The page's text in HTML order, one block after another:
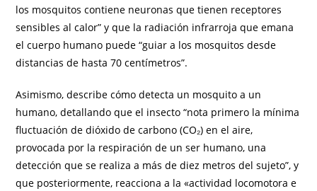
los mosquitos contiene neuronas que tienen receptores
sensibles al calor” y que la radiación infrarroja que emana
el cuerpo humano puede “guiar a los mosquitos desde
distancias de hasta 70 centímetros”.
Asimismo, describe cómo detecta un mosquito a un
humano, detallando que el insecto “nota primero la mínima
fluctuación de dióxido de carbono (CO₂) en el aire,
provocada por la respiración de un ser humano, una
detección que se realiza a más de diez metros del sujeto”, y
que posteriormente, reacciona a la «actividad locomotora e